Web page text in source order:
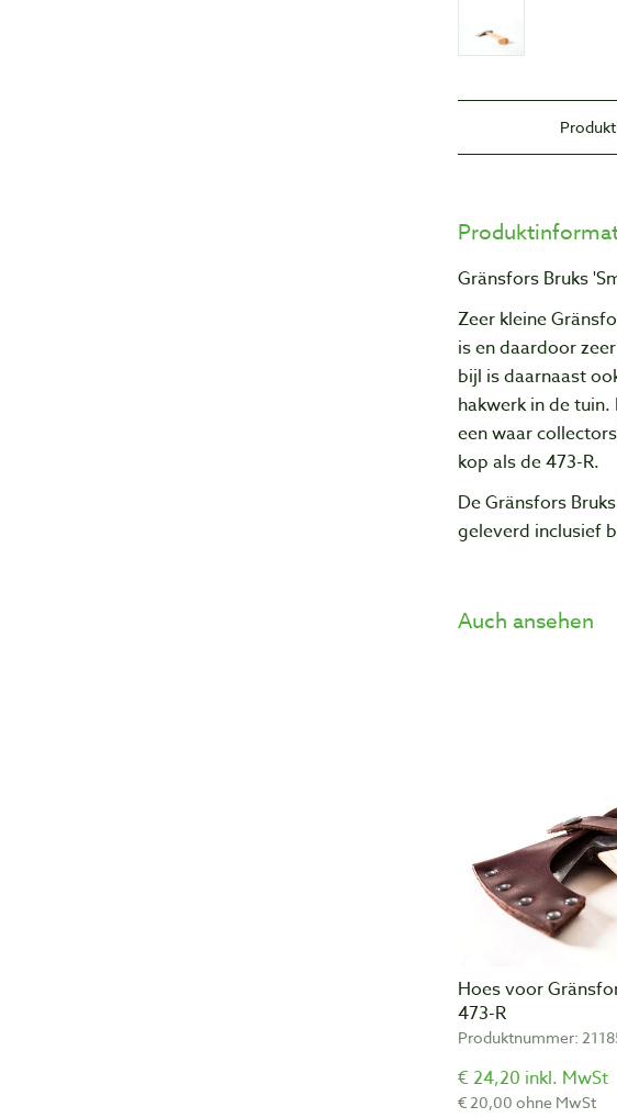
Gränsfors Bruks
Zeer kleine
is en daardoor
bijl is daarnaast
hakwerk in de
een waar
kop als de 473-R.
De Gränsfors
geleverd inclusief
Auch ansehen
Hoes voor
473-R
Produktnummer:
€ 24,20 inkl. MwSt
€ 20,00 ohne MwSt